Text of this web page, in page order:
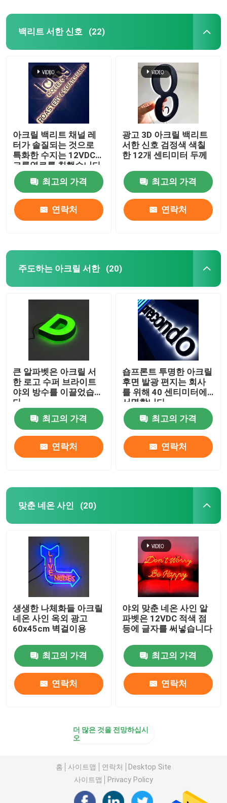
백리트 서한 신호 (22)
아크릴 백리트 채널 레
터가 솔질되는 것으로
특화한 수지는 12VDC에
크롬염료를 칠했습니다
최고의 가격
연락처
광고 3D 아크릴 백리트
서한 신호 검정색 색칠
한 12개 센티미터 두께
최고의 가격
연락처
주도하는 아크릴 서한 (20)
큰 알파벳은 아크릴 서
한 로고 수퍼 브라이트
야외 방수를 이끌었습니
다
최고의 가격
연락처
숍프론트 투명한 아크릴
후면 발광 편지는 회사
를 위해 40 센티미터에
서명합니다
최고의 가격
연락처
맞춘 네온 사인 (20)
생생한 나체화들 아크릴
네온 사인 옥외 광고
60x45cm 벽걸이용
최고의 가격
연락처
야외 맞춘 네온 사인 알
파벳은 12VDC 적색 점
등에 글자를 써넣습니다
최고의 가격
연락처
더 많은 것을 전망하십시
오
홈 사이트맵 연락처
Desktop Site
사이트맵
Privacy Policy